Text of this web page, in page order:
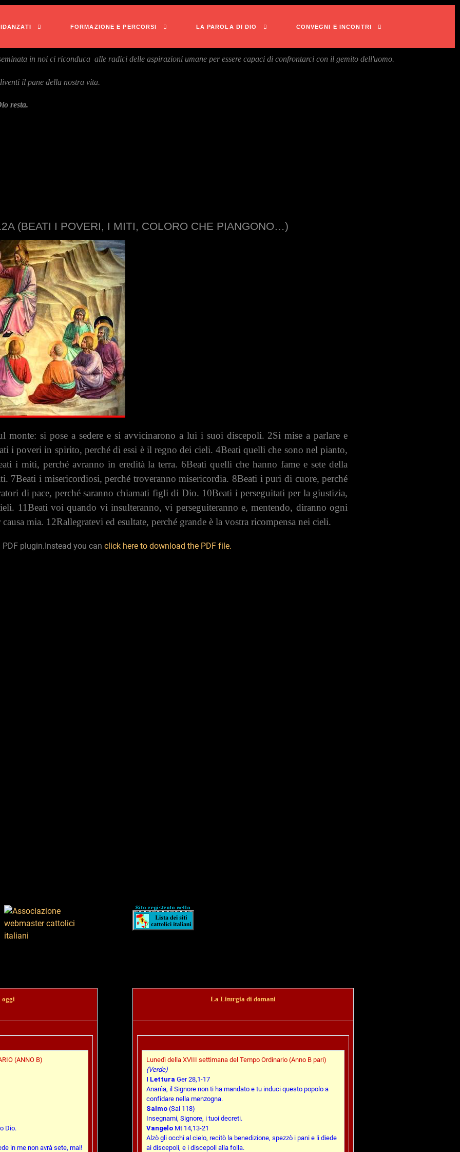
in noi ci riconduca alle radici delle aspirazioni umane per essere capaci di confrontarci con il gemito dell'uomo.
il pane della nostra vita.
resta.
FORMAZIONE E PERCORSI LA PAROLA DI DIO CONVEGNI E INCONTRI
(BEATI I POVERI, I MITI, COLORO CHE PIANGONO…)
monte: si pose a sedere e si avvicinarono a lui i suoi discepoli. 2Si mise a parlare e
i poveri in spirito, perché di essi è il regno dei cieli. 4Beati quelli che sono nel pianto,
i miti, perché avranno in eredità la terra. 6Beati quelli che hanno fame e sete della
7Beati i misericordiosi, perché troveranno misericordia. 8Beati i puri di cuore, perché
di pace, perché saranno chiamati figli di Dio. 10Beati i perseguitati per la giustizia,
11Beati voi quando vi insulteranno, vi perseguiteranno e, mentendo, diranno ogni
mia. 12Rallegratevi ed esultate, perché grande è la vostra ricompensa nei cieli.
plugin.Instead you can click here to download the PDF file.
(ANNO B)
Dio.
in me non avrà sete, mai!
La Liturgia di domani
Lunedì della XVIII settimana del Tempo Ordinario (Anno B pari)
(Verde)
I Lettura Ger 28,1-17
Ananìa, il Signore non ti ha mandato e tu induci questo popolo a
confidare nella menzogna.
Salmo (Sal 118)
Insegnami, Signore, i tuoi decreti.
Vangelo Mt 14,13-21
Alzò gli occhi al cielo, recitò la benedizione, spezzò i pani e li diede
ai discepoli, e i discepoli alla folla.